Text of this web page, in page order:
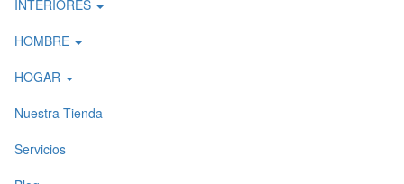
INTERIORES
HOMBRE
HOGAR
Nuestra Tienda
Servicios